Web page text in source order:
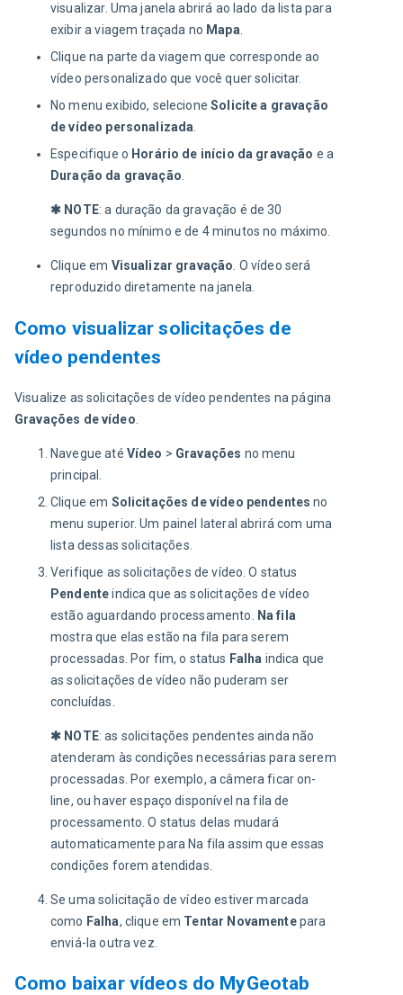
visualizar. Uma janela abrirá ao lado da lista para
exibir a viagem traçada no Mapa
Clique na parte da viagem que corresponde ao
vídeo personalizado que você quer solicitar.
No menu exibido, selecioneSolicite a gravação
de vídeo personalizada
Especifique o Horário de início da gravação e a
Duração da gravação
✱ NOTE: a duração da gravação é de 30
segundos no mínimo e de 4 minutos no máximo.
Clique em Visualizar gravação . O vídeo será
reproduzido diretamente na janela.
Como visualizar solicitações de
vídeo pendentes
Visualize as solicitações de vídeo pendentes na página
Gravações de vídeo
Navegue até Vídeo > Gravações no menu
principal.
Clique em Solicitações de vídeo pendentes no
menu superior. Um painel lateral abrirá com uma
lista dessas solicitações.
Verifique as solicitações de vídeo. O status
Pendenteindica que as solicitações de vídeo
estão aguardando processamento.
Na fila
mostra que elas estão na fila para serem
processadas. Por fim, o status Falha indica que
as solicitações de vídeo não puderam ser
concluídas.
✱ NOTE: as solicitações pendentes ainda não
atenderam às condições necessárias para serem
processadas. Por exemplo, a câmera ficar on-
line, ou haver espaço disponível na fila de
processamento. O status delas mudará
automaticamente para Na fila assim que essas
condições forem atendidas.
Se uma solicitação de vídeo estiver marcada
como Falha, clique em Tentar Novamentepara
enviá-la outra vez.
Como baixar vídeos do MyGeotab